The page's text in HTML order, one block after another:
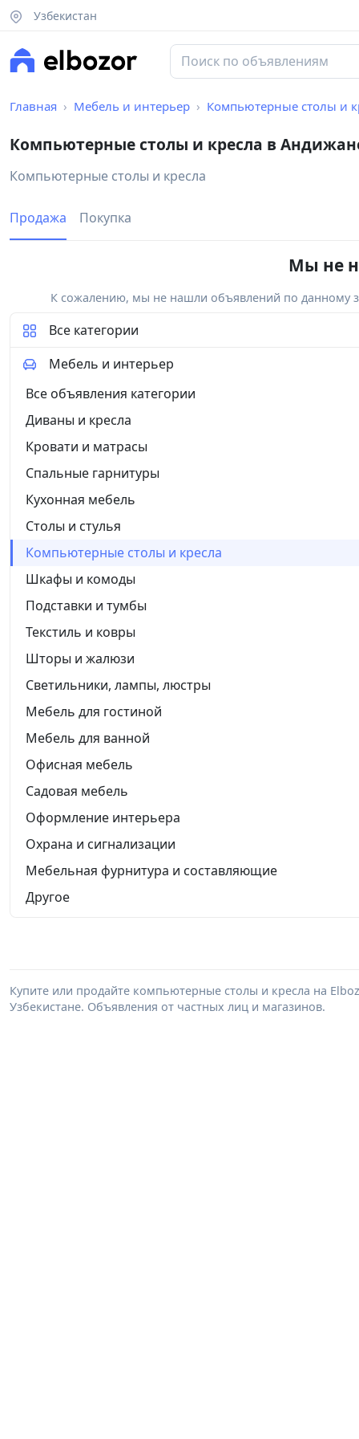
Узбекистан
Главная Мебель и интерьер Компьютерные столы и
Компьютерные столы и кресла в
Компьютерные столы и кресла
Продажа Покупка
Мы не
К сожалению, мы не нашли объявлений по данному
Все категории
Мебель и интерьер
Все объявления категории
Диваны и кресла
Кровати и матрасы
Спальные гарнитуры
Кухонная мебель
Столы и стулья
Компьютерные столы и кресла
Шкафы и комоды
Подставки и тумбы
Текстиль и ковры
Шторы и жалюзи
Светильники, лампы, люстры
Мебель для гостиной
Мебель для ванной
Офисная мебель
Садовая мебель
Оформление интерьера
Охрана и сигнализации
Мебельная фурнитура и составляющие
Другое
Купите или продайте компьютерные столы и кресла на
Узбекистане. Объявления от частных лиц и магазинов.